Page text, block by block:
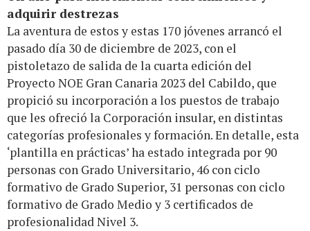
adquirir destrezas
La aventura de estos y estas 170 jóvenes arrancó el
pasado día 30 de diciembre de 2023, con el
pistoletazo de salida de la cuarta edición del
Proyecto NOE Gran Canaria 2023 del Cabildo, que
propició su incorporación a los puestos de trabajo
que les ofreció la Corporación insular, en distintas
categorías profesionales y formación. En detalle, esta
‘plantilla en prácticas’ ha estado integrada por 90
personas con Grado Universitario, 46 con ciclo
formativo de Grado Superior, 31 personas con ciclo
formativo de Grado Medio y 3 certificados de
profesionalidad Nivel 3.